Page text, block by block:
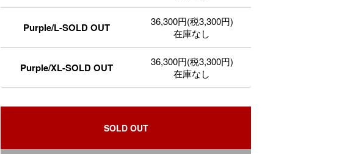
Purple/L-SOLD OUT
36,300円(税3,300円)
在庫なし
Purple/XL-SOLD OUT
36,300円(税3,300円)
在庫なし
SOLD OUT